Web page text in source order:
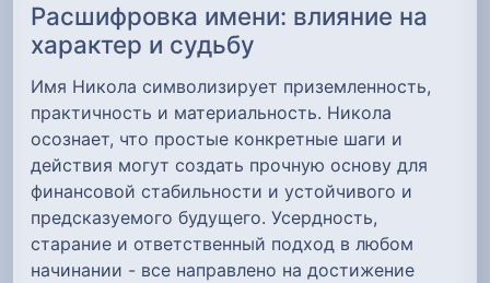
Расшифровка имени: влияние на
характер и судьбу
Имя Никола символизирует приземленность,
практичность и материальность. Никола
осознает, что простые конкретные шаги и
действия могут создать прочную основу для
финансовой стабильности и устойчивого и
предсказуемого будущего. Усердность,
старание и ответственный подход в любом
начинании - все направлено на достижение